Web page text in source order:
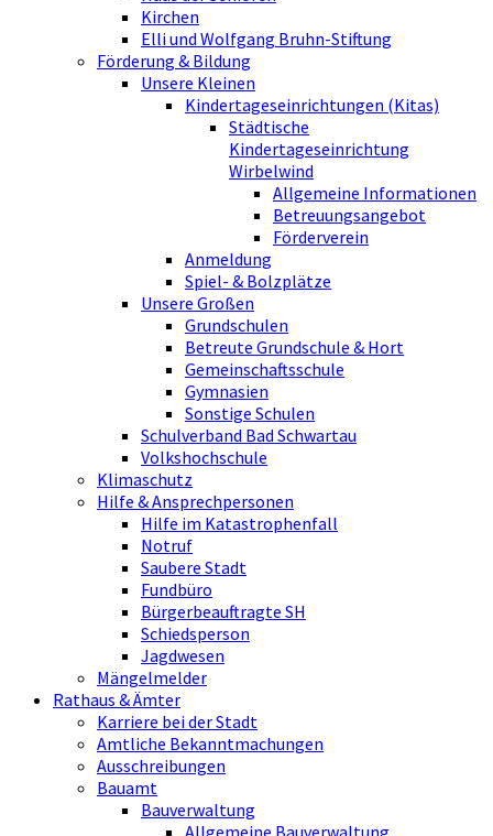
Kirchen
Elli und Wolfgang Bruhn-Stiftung
Förderung & Bildung
Unsere Kleinen
Kindertageseinrichtungen (Kitas)
Städtische
Kindertageseinrichtung
Wirbelwind
Allgemeine Informationen
Betreuungsangebot
Förderverein
Anmeldung
Spiel- & Bolzplätze
Unsere Großen
Grundschulen
Betreute Grundschule & Hort
Gemeinschaftsschule
Gymnasien
Sonstige Schulen
Schulverband Bad Schwartau
Volkshochschule
Klimaschutz
Hilfe & Ansprechpersonen
Hilfe im Katastrophenfall
Notruf
Saubere Stadt
Fundbüro
Bürgerbeauftragte SH
Schiedsperson
Jagdwesen
Mängelmelder
Rathaus & Ämter
Karriere bei der Stadt
Amtliche Bekanntmachungen
Ausschreibungen
Bauamt
Bauverwaltung
Allgemeine Bauverwaltung